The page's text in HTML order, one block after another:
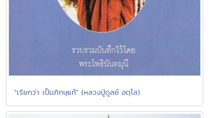
"เรียกว่า เป็นภิกษุแท้" (หลวงปู่ดูลย์ อตุโล)